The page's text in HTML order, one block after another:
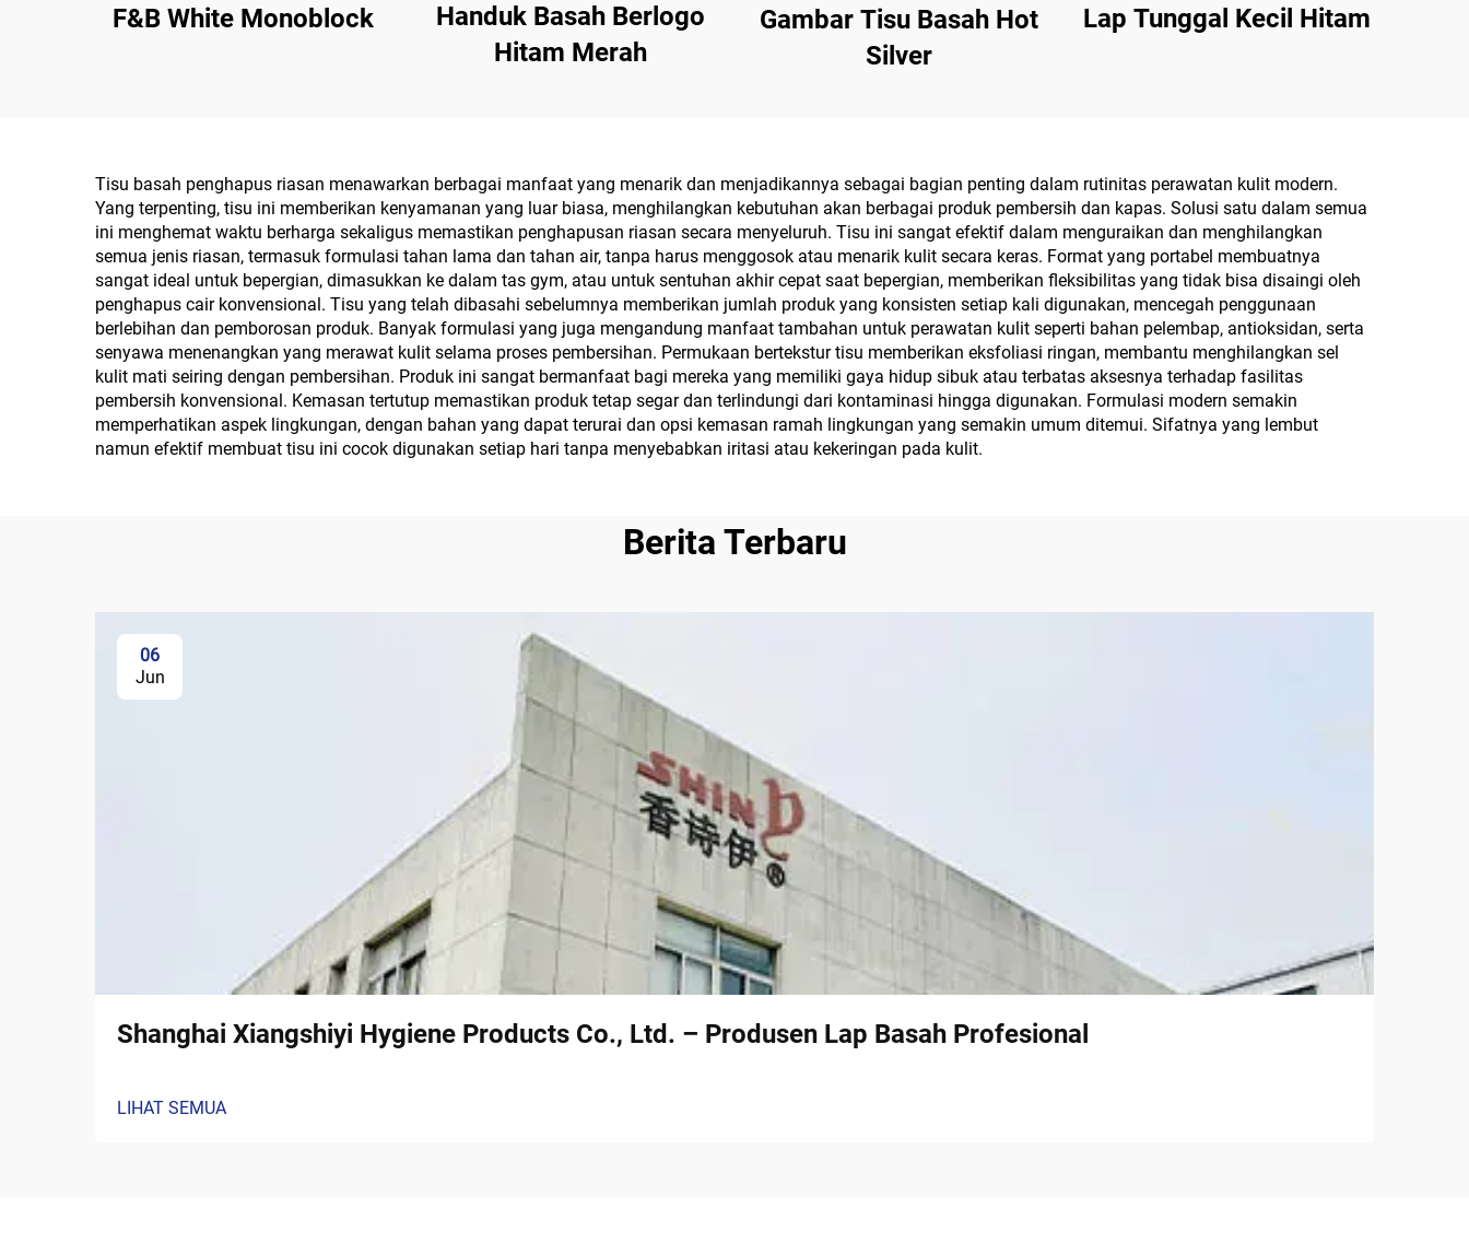
F&B White Monoblock
Handuk Basah Berlogo
Hitam Merah
Gambar Tisu Basah Hot
Silver
Lap Tunggal Kecil Hitam
Tisu basah penghapus riasan menawarkan berbagai manfaat yang menarik dan menjadikannya sebagai bagian penting dalam rutinitas perawatan kulit modern.
Yang terpenting, tisu ini memberikan kenyamanan yang luar biasa, menghilangkan kebutuhan akan berbagai produk pembersih dan kapas. Solusi satu dalam semua
ini menghemat waktu berharga sekaligus memastikan penghapusan riasan secara menyeluruh. Tisu ini sangat efektif dalam menguraikan dan menghilangkan
semua jenis riasan, termasuk formulasi tahan lama dan tahan air, tanpa harus menggosok atau menarik kulit secara keras. Format yang portabel membuatnya
sangat ideal untuk bepergian, dimasukkan ke dalam tas gym, atau untuk sentuhan akhir cepat saat bepergian, memberikan fleksibilitas yang tidak bisa disaingi oleh
penghapus cair konvensional. Tisu yang telah dibasahi sebelumnya memberikan jumlah produk yang konsisten setiap kali digunakan, mencegah penggunaan
berlebihan dan pemborosan produk. Banyak formulasi yang juga mengandung manfaat tambahan untuk perawatan kulit seperti bahan pelembap, antioksidan, serta
senyawa menenangkan yang merawat kulit selama proses pembersihan. Permukaan bertekstur tisu memberikan eksfoliasi ringan, membantu menghilangkan sel
kulit mati seiring dengan pembersihan. Produk ini sangat bermanfaat bagi mereka yang memiliki gaya hidup sibuk atau terbatas aksesnya terhadap fasilitas
pembersih konvensional. Kemasan tertutup memastikan produk tetap segar dan terlindungi dari kontaminasi hingga digunakan. Formulasi modern semakin
memperhatikan aspek lingkungan, dengan bahan yang dapat terurai dan opsi kemasan ramah lingkungan yang semakin umum ditemui. Sifatnya yang lembut
namun efektif membuat tisu ini cocok digunakan setiap hari tanpa menyebabkan iritasi atau kekeringan pada kulit.
Berita Terbaru
06
Jun
Shanghai Xiangshiyi Hygiene Products Co., Ltd. – Produsen Lap Basah Profesional
LIHAT SEMUA